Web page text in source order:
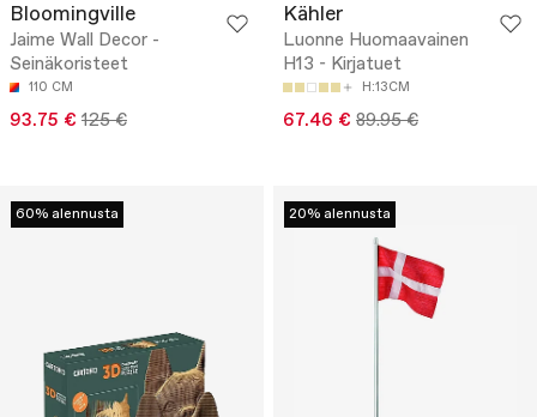
Bloomingville
Jaime Wall Decor -
Seinäkoristeet
110 CM
93.75 € 125 €
Kähler
Luonne Huomaavainen
H13 - Kirjatuet
H:13CM
67.46 € 89.95 €
60% alennusta 20% alennusta